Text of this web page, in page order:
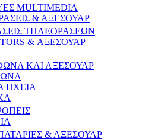
MULTIMEDIA
& ΑΞΕΣΟΥΑΡ
ΤΗΛΕΟΡΑΣΕΩΝ
& ΑΞΕΣΟΥΑΡ
ΚΑΙ ΑΞΕΣΟΥΑΡ
ΗΧΕΙΑ
& ΑΞΕΣΟΥΑΡ